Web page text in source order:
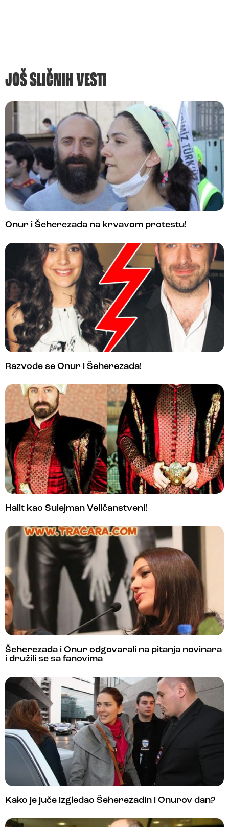
JOŠ SLIČNIH VESTI
Onur i Šeherezada na krvavom protestu!
Razvode se Onur i Šeherezada!
Halit kao Sulejman Veličanstveni!
Šeherezada i Onur odgovarali na pitanja novinara
i družili se sa fanovima
Kako je juče izgledao Šeherezadin i Onurov dan?